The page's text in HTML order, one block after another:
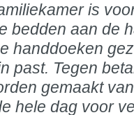
is
bedden aan de
handdoeken
past. Tegen
gemaakt
hele dag voor